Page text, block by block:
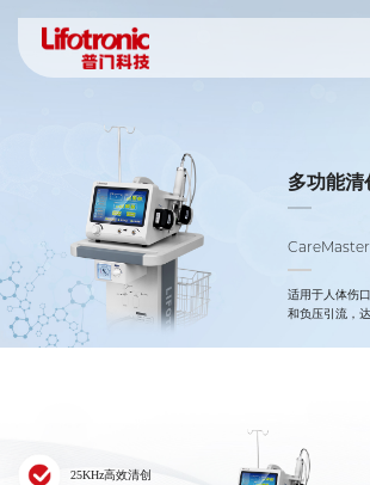
多功能清
适用于人体伤
和负压引流，
25KHz高效清创